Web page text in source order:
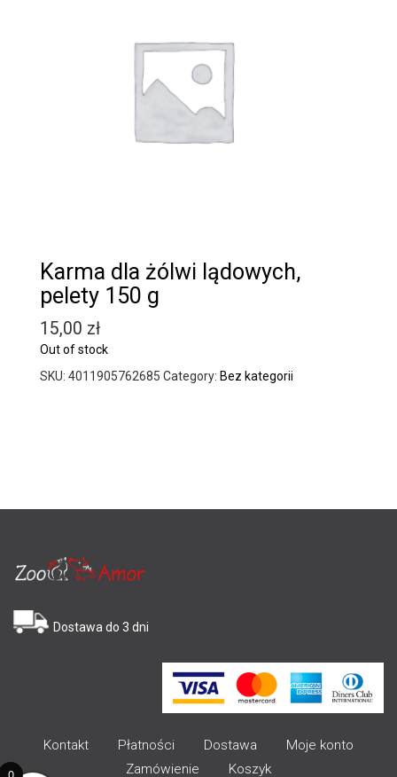
Karma dla żólwi lądowych,
pelety 150 g
15,00 zł
Out of stock
SKU: 4011905762685 Category: Bez kategorii
Dostawa do 3 dni
Kontakt Płatności Dostawa
Moje konto
Zamówienie
Koszyk